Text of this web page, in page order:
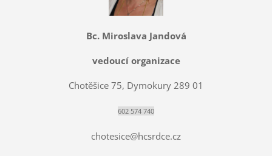
Bc. Miroslava Jandová
vedoucí organizace
Chotěšice 75, Dymokury 289 01
602 574 740
chotesice@hcsrdce.cz